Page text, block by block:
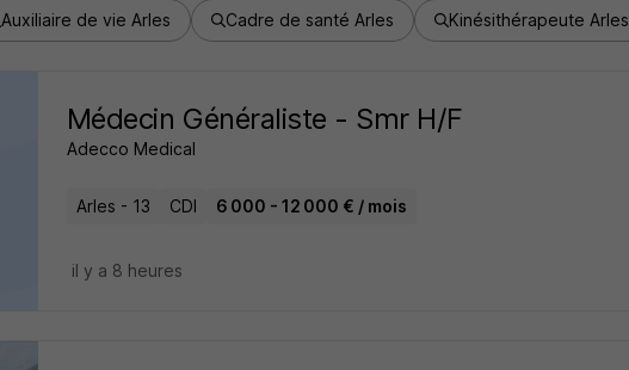
Auxiliaire de vie Arles Cadre de santé Arles Kinésithérapeute Arles
Médecin Généraliste - Smr H/F
Adecco Medical
Arles - 13 CDI 6 000 - 12 000 € / mois
il y a 8 heures